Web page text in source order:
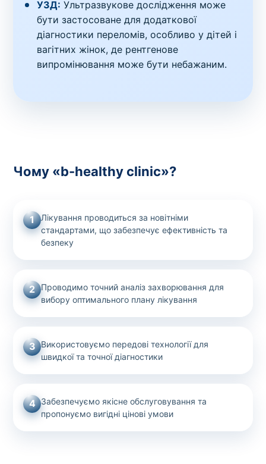
УЗД: Ультразвукове дослідження може
бути застосоване для додаткової
діагностики переломів, особливо у дітей і
вагітних жінок, де рентгенове
випромінювання може бути небажаним.
Чому «b-healthy clinic»?
1
Лікування проводиться за новітніми
стандартами, що забезпечує ефективність та
безпеку
2
Проводимо точний аналіз захворювання для
вибору оптимального плану лікування
3 Використовуємо передові технології для
швидкої та точної діагностики
4 Забезпечуємо якісне обслуговування та
пропонуємо вигідні цінові умови